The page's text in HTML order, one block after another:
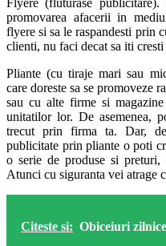
promovarea afacerii in
flyere si sa le raspandesti prin
clienti, nu faci decat sa iti
Pliante (cu tiraje mari sau
care doreste sa se promoveze
sau cu alte firme si
unitatilor lor. De asemenea,
trecut prin firma ta. Dar,
publicitate prin pliante o poti
o serie de produse si preturi,
Atunci cu siguranta vei atrage
Citeste si: Obiceiuri